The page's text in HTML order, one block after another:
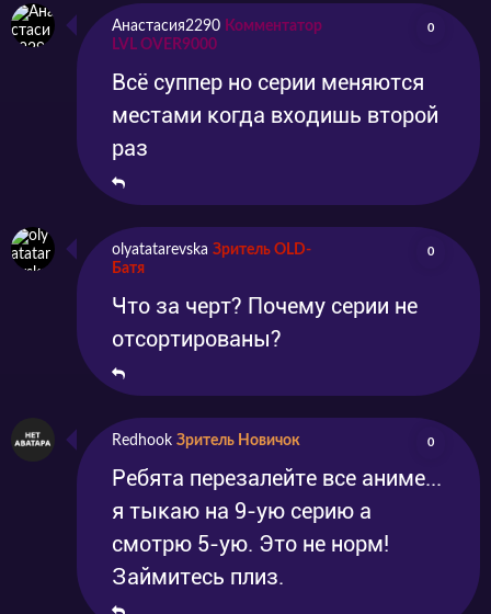
Анастасия2290 Комментатор
LVL OVER9000
0
Всё суппер но серии меняются
местами когда входишь второй
раз
olyatatarevska Зритель OLD-
Батя
0
Что за черт? Почему серии не
отсортированы?
Redhook Зритель Новичок 0
Ребята перезалейте все аниме...
я тыкаю на 9-ую серию а
смотрю 5-ую. Это не норм!
Займитесь плиз.